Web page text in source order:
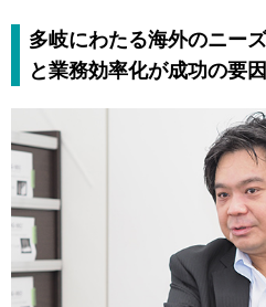
多岐にわたる海外のニー
と業務効率化が成功の要因